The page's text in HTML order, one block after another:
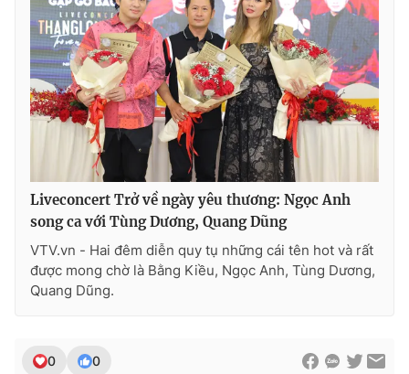
Liveconcert Trở về ngày yêu thương: Ngọc Anh
song ca với Tùng Dương, Quang Dũng
VTV.vn - Hai đêm diễn quy tụ những cái tên hot và rất
được mong chờ là Bằng Kiều, Ngọc Anh, Tùng Dương,
Quang Dũng.
0 0